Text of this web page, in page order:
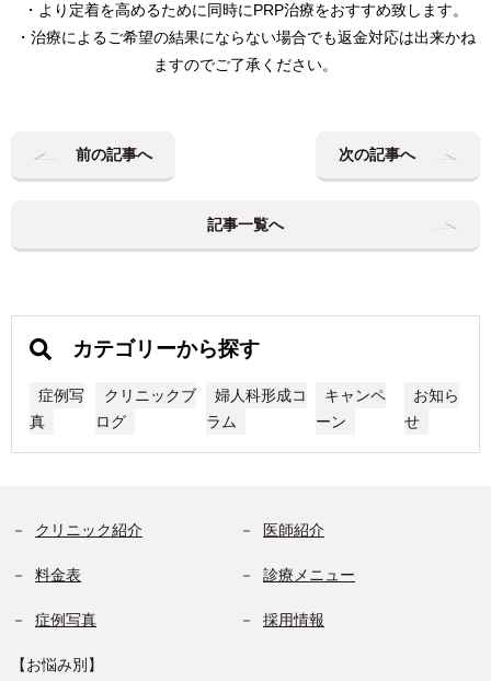
・より定着を高めるために同時にPRP治療をおすすめ致します。
・治療によるご希望の結果にならない場合でも返金対応は出来かね
ますのでご了承ください。
前の記事へ 次の記事へ
記事一覧へ
カテゴリーから探す
症例写
真
クリニックブ
ログ
婦人科形成コ
ラム
キャンペ
ーン
お知ら
せ
クリニック紹介 医師紹介
料金表 診療メニュー
症例写真 採用情報
【お悩み別】